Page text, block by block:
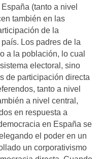
(tanto a nivel
también en las
de la
Los padres de la
a la población, lo cual
electoral, sino
de participación directa
tanto a nivel
a nivel central,
en respuesta a
en España se
el poder en un
un corporativismo